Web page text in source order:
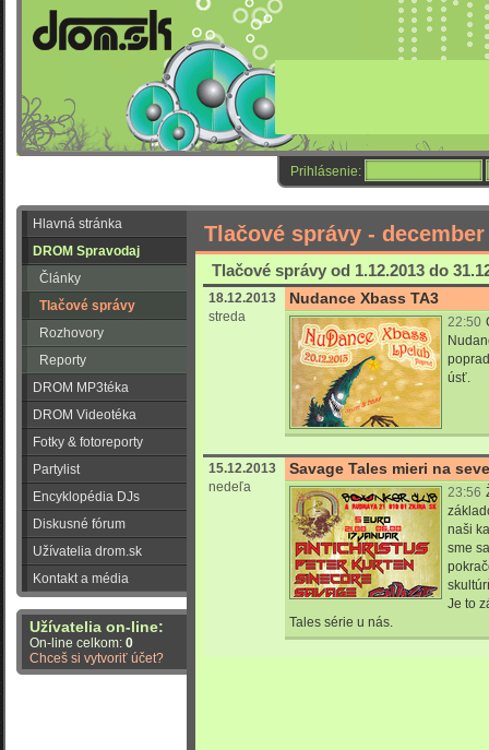
Prihlásenie:
Hlavná stránka
DROM Spravodaj
Články
Tlačové správy
Rozhovory
Reporty
DROM MP3téka
DROM Videotéka
Fotky & fotoreporty
Partylist
Encyklopédia DJs
Diskusné fórum
Užívatelia drom.sk
Kontakt a média
Užívatelia on-line:
On-line celkom: 0
Chceš si vytvoriť účet?
Tlačové správy - december
Tlačové správy od 1.12.2013 do
18.12.2013
streda
Nudance Xbass TA3
22:50
úsť.
15.12.2013
nedeľa
Savage Tales mieri na
23:56
naši
sme
Je to
Tales série u nás.